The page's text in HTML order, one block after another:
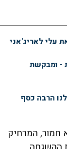
עלי לאריג'אני
- ומבקשת
הרבה כסף
חמור, המרחיק